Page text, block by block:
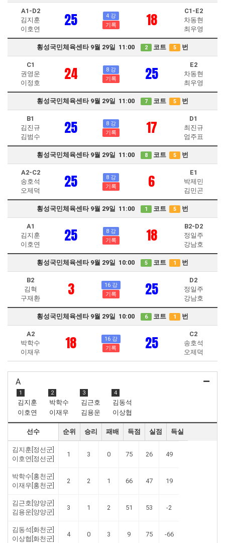
A1-D2
김지훈
이호연
25
4 강
기록
18
C1-E2
차동현
최우영
횡성국민체육센타 9월 29일 11:00 2 코트 5 번
C1
권영운
이정호
24
8 강
기록
25
E2
차동현
최우영
횡성국민체육센타 9월 29일 11:00 7 코트 5 번
B1
김진규
김범수
25
8 강
기록
17
D1
최진규
엄주표
횡성국민체육센타 9월 29일 11:00 8 코트 5 번
A2-C2
송호석
오제덕
25
8 강
기록
6
E1
박제민
김민곤
횡성국민체육센타 9월 29일 11:00 1 코트 5 번
A1
김지훈
이호연
25
8 강
기록
18
B2-D2
정일주
강남호
횡성국민체육센타 9월 29일 10:00 5 코트 1 번
B2
김혁
구재환
3
16 강
기록
25
D2
정일주
강남호
횡성국민체육센타 9월 29일 10:00 6 코트 1 번
A2
박학수
이재우
18
16 강
기록
25
C2
송호석
오제덕
A
1
김지훈
이호연
2
박학수
이재우
3
김근호
김용운
4
김동석
이상협
선수 순위 승리 패배 득점 실점 득실
김지훈[정선군]
이호연[정선군]
1 3 0 75 26 49
박학수[홍천군]
이재우[홍천군]
2 2 1 66 47 19
김근호[양양군]
김용운[양양군]
3 1 2 51 53 -2
김동석[화천군]
이상협[화천군]
4 0 3 9 75 -66